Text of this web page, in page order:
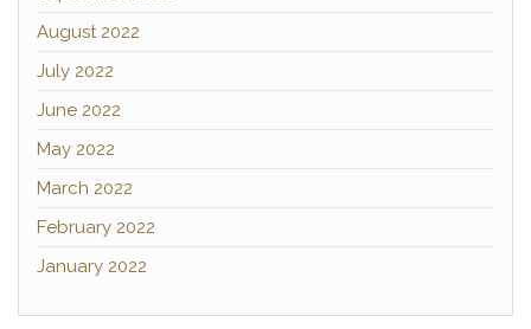
August 2022
July 2022
June 2022
May 2022
March 2022
February 2022
January 2022